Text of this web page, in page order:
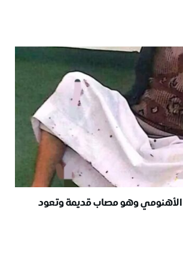
وهو مصاب قديمة وتعود